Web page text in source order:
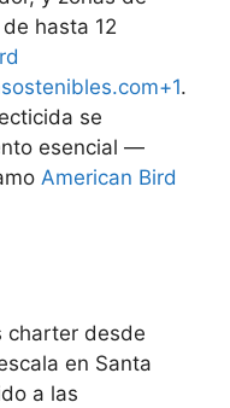
hasta 12
.
se
esencial —
American Bird
charter desde
en Santa
a las